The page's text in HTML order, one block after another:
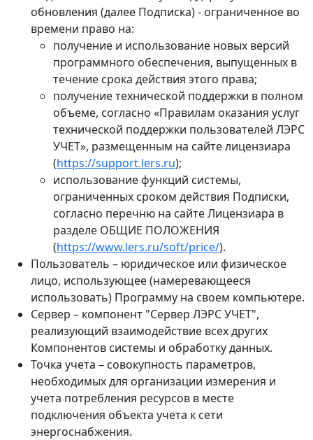
обновления (далее Подписка) - ограниченное во
времени право на:
получение и использование новых версий
программного обеспечения, выпущенных в
течение срока действия этого права;
получение технической поддержки в полном
объеме, согласно «Правилам оказания услуг
технической поддержки пользователей ЛЭРС
УЧЕТ», размещенным на сайте лицензиара
(https://support.lers.ru);
использование функций системы,
ограниченных сроком действия Подписки,
согласно перечню на сайте Лицензиара в
разделе ОБЩИЕ ПОЛОЖЕНИЯ
(https://www.lers.ru/soft/price/).
Пользователь – юридическое или физическое
лицо, использующее (намеревающееся
использовать) Программу на своем компьютере.
Сервер – компонент "Сервер ЛЭРС УЧЕТ",
реализующий взаимодействие всех других
Компонентов системы и обработку данных.
Точка учета – совокупность параметров,
необходимых для организации измерения и
учета потребления ресурсов в месте
подключения объекта учета к сети
энергоснабжения.